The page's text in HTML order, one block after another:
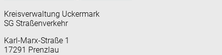
Kreisverwaltung Uckermark
SG Straßenverkehr
Karl-Marx-Straße 1
17291 Prenzlau